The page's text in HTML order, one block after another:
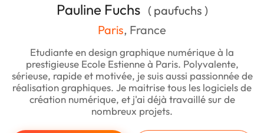
Pauline Fuchs ( paufuchs )
Paris, France
Etudiante en design graphique numérique à la
prestigieuse Ecole Estienne à Paris. Polyvalente,
sérieuse, rapide et motivée, je suis aussi passionnée de
réalisation graphiques. Je maitrise tous les logiciels de
création numérique, et j'ai déjà travaillé sur de
nombreux projets.